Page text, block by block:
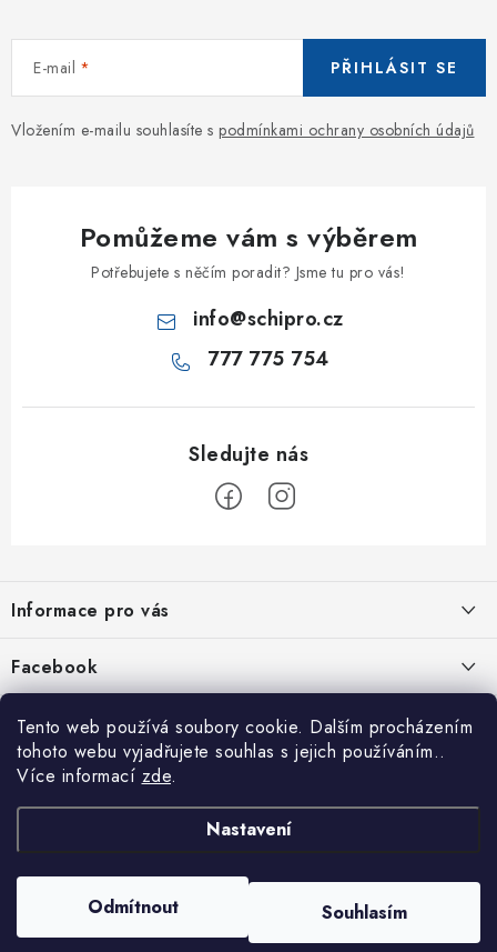
Tento web používá soubory cookie. Dalším procházením
tohoto webu vyjadřujete souhlas s jejich používáním..
Více informací zde.
Nastavení
Odmítnout Souhlasím
E-mail
Vložením e-mailu souhlasíte s podmínkami ochrany osobních údajů
PŘIHLÁSIT SE
Pomůžeme vám s výběrem
Potřebujete s něčím poradit? Jsme tu pro vás!
info@schipro.cz
777 775 754
p
a
t
Informace pro vás
Obchodní podmínky
Podmínky ochrany osobních údajů
Reklamace
Online platby Comgate
Facebook
Vytvořil Shoptet
. Všechna práva vyhrazena.Upravit nastavení